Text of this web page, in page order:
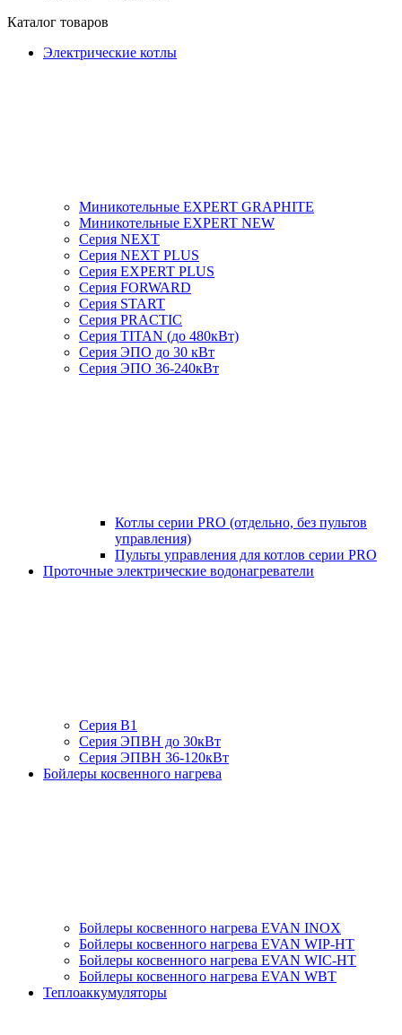
Каталог товаров
Электрические котлы
Миникотельные EXPERT GRAPHITE
Миникотельные EXPERT NEW
Серия NEXT
Серия NEXT PLUS
Серия EXPERT PLUS
Серия FORWARD
Серия START
Серия PRACTIC
Серия TITAN (до 480кВт)
Серия ЭПО до 30 кВт
Серия ЭПО 36-240кВт
Котлы серии PRO (отдельно, без пультов
управления)
Пульты управления для котлов серии PRO
Проточные электрические водонагреватели
Серия В1
Серия ЭПВН до 30кВт
Серия ЭПВН 36-120кВт
Бойлеры косвенного нагрева
Бойлеры косвенного нагрева EVAN INOX
Бойлеры косвенного нагрева EVAN WIP-HT
Бойлеры косвенного нагрева EVAN WIC-HT
Бойлеры косвенного нагрева EVAN WBT
Теплоаккумуляторы